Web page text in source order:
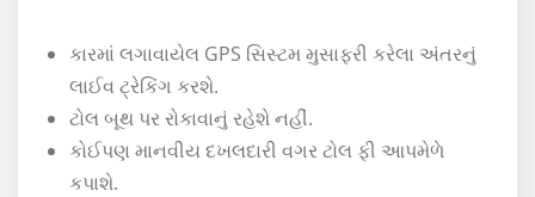
કારમાં લગાવાયેલ GPS સિસ્ટમ મુસાફરી કરેલા અંતરનું
લાઈવ ટ્રેકિંગ કરશે.
ટોલ બૂથ પર રોકાવાનું રહેશે નહીં.
કોઈપણ માનવીય દખલદારી વગર ટોલ ફી આપમેળે
કપાશે.